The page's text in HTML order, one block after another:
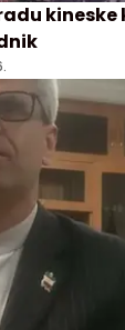
kineske